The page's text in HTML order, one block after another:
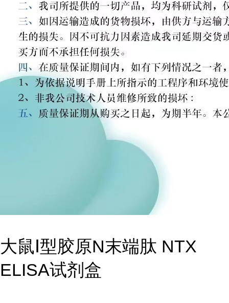
大鼠Ⅰ型胶原N末端肽 NTX
ELISA试剂盒